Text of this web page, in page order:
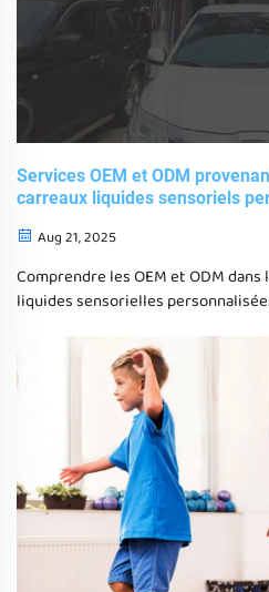
Services OEM et ODM
carreaux liquides sensoriels
Aug 21, 2025
Comprendre les OEM et ODM
liquides sensorielles
concerne la fabrication de tuiles
essentiellement deux voies
d'équipements originaux)